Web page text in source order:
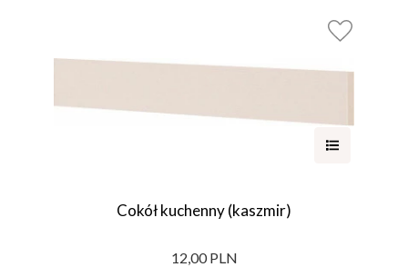
Cokół kuchenny (kaszmir)
12,00 PLN